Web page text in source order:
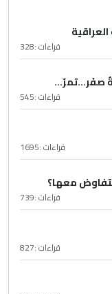
قراءات :328
صفَر…تمرّ...
قراءات :545
قراءات :1695
معها؟
قراءات :739
قراءات :827